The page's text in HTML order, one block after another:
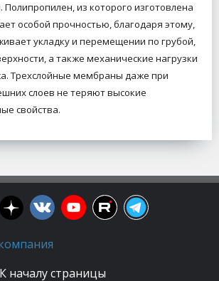
Полипропилен, из которого изготовлена
особой прочностью, благодаря этому,
укладку и перемещении по грубой,
а также механические нагрузки
Трехслойные мембраны даже при
слоев не теряют высокие
свойства.
К началу страницы